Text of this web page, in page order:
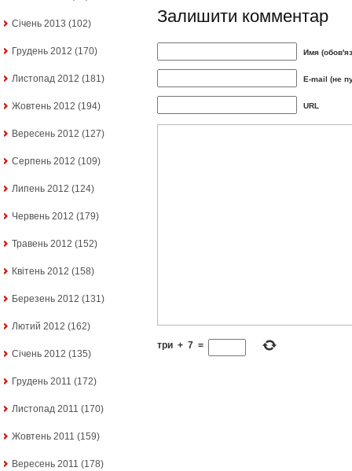
Січень 2013 (102)
Грудень 2012 (170)
Листопад 2012 (181)
Жовтень 2012 (194)
Вересень 2012 (127)
Серпень 2012 (109)
Липень 2012 (124)
Червень 2012 (179)
Травень 2012 (152)
Квітень 2012 (158)
Березень 2012 (131)
Лютий 2012 (162)
Січень 2012 (135)
Грудень 2011 (172)
Листопад 2011 (170)
Жовтень 2011 (159)
Вересень 2011 (178)
Залишити комментар
Имя
E-mail (не
URL
три + 7 =